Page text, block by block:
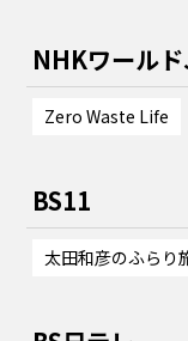
NHKワール
Zero Waste Life
BS11
太田和彦のふらり